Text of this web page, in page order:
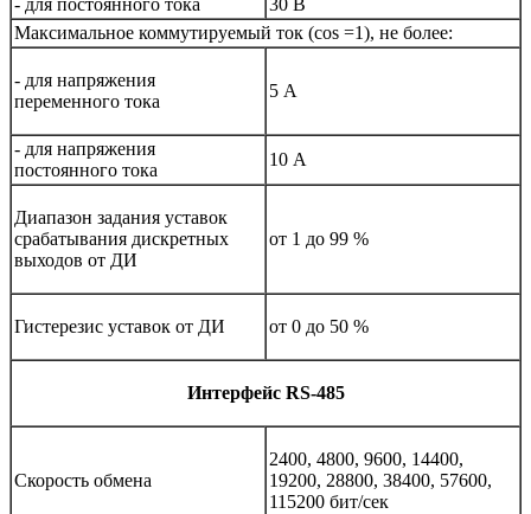
- для постоянного тока
30 В
Максимальное коммутируемый ток (cos =1), не более:
- для напряжения
переменного тока
5 А
- для напряжения
постоянного тока
10 А
Диапазон задания уставок
срабатывания дискретных
выходов от ДИ
от 1 до 99 %
Гистерезис уставок от ДИ от 0 до 50 %
Интерфейс RS-485
Скорость обмена
2400, 4800, 9600, 14400,
19200, 28800, 38400, 57600,
115200 бит/сек